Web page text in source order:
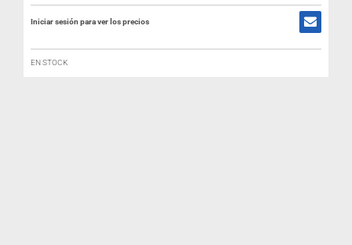
Iniciar sesión para ver los precios
EN STOCK